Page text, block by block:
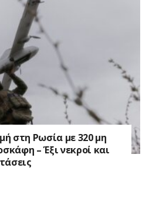
στη Ρωσία με 320 μη
– Έξι νεκροί και